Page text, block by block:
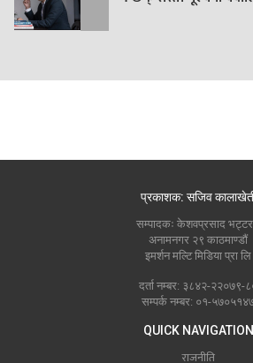
प्रकाशक: सजिव
सम्पादकः केशवप्रसाद
अनामनगर २९ काठमाण्डौं
इमर्शन मल्टि मिडिया प्रा लि
दर्ता नम्बर: ३८४२-२२०७९-
सम्पर्क नम्बर: ०१-
QUICK NAVIGATION
राजनीति